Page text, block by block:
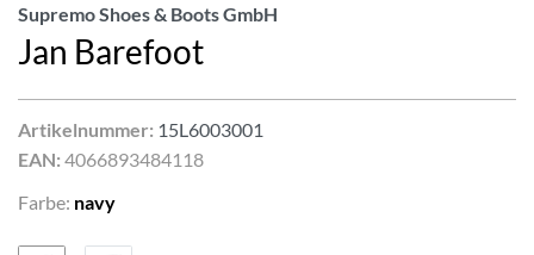
Supremo Shoes & Boots GmbH
Jan Barefoot
Artikelnummer: 15L6003001
EAN: 4066893484118
Farbe: navy